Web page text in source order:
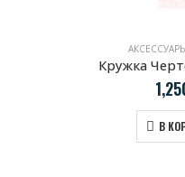
Кружка
В